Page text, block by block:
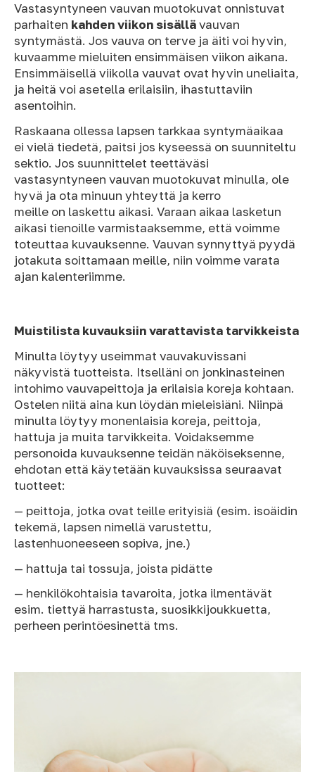
Vastasyntyneen vauvan muotokuvat onnistuvat
parhaiten kahden viikon sisällävauvan
syntymästä. Jos vauva on terve ja äiti voi hyvin,
kuvaamme mieluiten ensimmäisen viikon aikana.
Ensimmäisellä viikolla vauvat ovat hyvin uneliaita,
ja heitä voi asetella erilaisiin, ihastuttaviin
asentoihin.
Raskaana ollessa lapsen tarkkaa syntymäaikaa
ei vielä tiedetä, paitsi jos kyseessä on suunniteltu
sektio. Jos suunnittelet teettäväsi
vastasyntyneen vauvan muotokuvat minulla, ole
hyvä ja ota minuun yhteyttä ja kerro
meille on laskettu aikasi. Varaan aikaa lasketun
aikasi tienoille varmistaaksemme, että voimme
toteuttaa kuvauksenne. Vauvan synnyttyä pyydä
jotakuta soittamaan meille, niin voimme varata
ajan kalenteriimme.
Muistilista kuvauksiin varattavista tarvikkeista
Minulta löytyy useimmat vauvakuvissani
näkyvistä tuotteista. Itselläni on jonkinasteinen
intohimo vauvapeittoja ja erilaisia koreja kohtaan.
Ostelen niitä aina kun löydän mieleisiäni. Niinpä
minulta löytyy monenlaisia koreja, peittoja,
hattuja ja muita tarvikkeita. Voidaksemme
personoida kuvauksenne teidän näköiseksenne,
ehdotan että käytetään kuvauksissa seuraavat
tuotteet:
— peittoja, jotka ovat teille erityisiä (esim. isoäidin
tekemä, lapsen nimellä varustettu,
lastenhuoneeseen sopiva, jne.)
— hattuja tai tossuja, joista pidätte
— henkilökohtaisia tavaroita, jotka ilmentävät
esim. tiettyä harrastusta, suosikkijoukkuetta,
perheen perintöesinettä tms.